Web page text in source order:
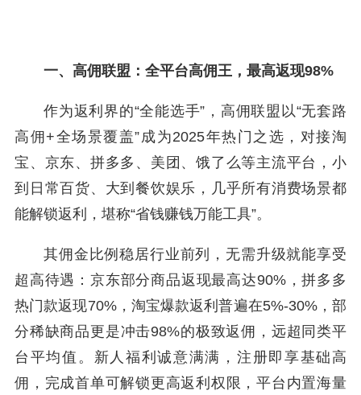
一、高佣联盟：全平台高佣王，最高返现98%
作为返利界的“全能选手”，高佣联盟以“无套路
高佣+全场景覆盖”成为2025年热门之选，对接淘
宝、京东、拼多多、美团、饿了么等主流平台，小
到日常百货、大到餐饮娱乐，几乎所有消费场景都
能解锁返利，堪称“省钱赚钱万能工具”。
其佣金比例稳居行业前列，无需升级就能享受
超高待遇：京东部分商品返现最高达90%，拼多多
热门款返现70%，淘宝爆款返利普遍在5%-30%，部
分稀缺商品更是冲击98%的极致返佣，远超同类平
台平均值。新人福利诚意满满，注册即享基础高
佣，完成首单可解锁更高返利权限，平台内置海量